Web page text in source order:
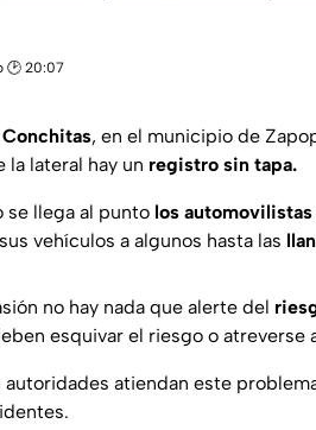
🕑 20:07
, en el municipio de
la lateral hay un registro sin tapa.
se llega al punto los automovilistas
vehículos a algunos hasta las
no hay nada que alerte del
esquivar el riesgo o atreverse
autoridades atiendan este